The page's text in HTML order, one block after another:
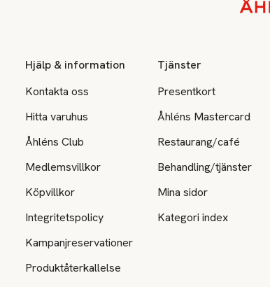
Hjälp & information
Kontakta oss
Hitta varuhus
Åhléns Club
Medlemsvillkor
Köpvillkor
Integritetspolicy
Kampanjreservationer
Produktåterkallelse
Tjänster
Presentkort
Åhléns Mastercard
Restaurang/café
Behandling/tjänster
Mina sidor
Kategori index